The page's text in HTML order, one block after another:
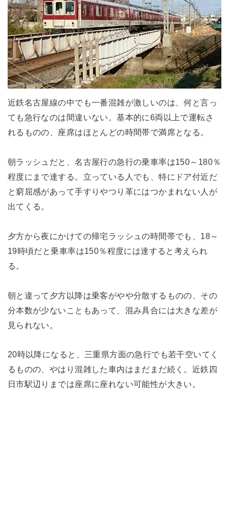
近鉄名古屋線の中でも一番混雑が激しいのは、何と言っ
ても急行なのは間違いない。基本的に6両以上で運転さ
れるものの、座席はほとんどの時間帯で満席となる。
朝ラッシュだと、名古屋行の急行の乗車率は150～180％
程度にまで達する。立っている人でも、特にドア付近だ
と窮屈感があって手すりやつり革にはつかまれない人が
出てくる。
夕方から夜にかけての帰宅ラッシュの時間帯でも、18～
19時頃だと乗車率は150％程度には達すると考えられ
る。
朝と違って夕方以降は乗客がやや分散するものの、その
分本数が少ないこともあって、混み具合には大きな差が
見られない。
20時以降になると、三重県方面の急行でも若干空いてく
るものの、やはり混雑した車内はまだまだ続く。近鉄四
日市駅辺りまでは座席に座れない可能性が大きい。